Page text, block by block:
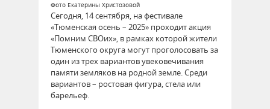
Фото Екатерины Христозовой
Сегодня, 14 сентября, на фестивале
«Тюменская осень – 2025» проходит акция
«Помним СВОих», в рамках которой жители
Тюменского округа могут проголосовать за
один из трех вариантов увековечивания
памяти земляков на родной земле. Среди
вариантов – ростовая фигура, стела или
барельеф.